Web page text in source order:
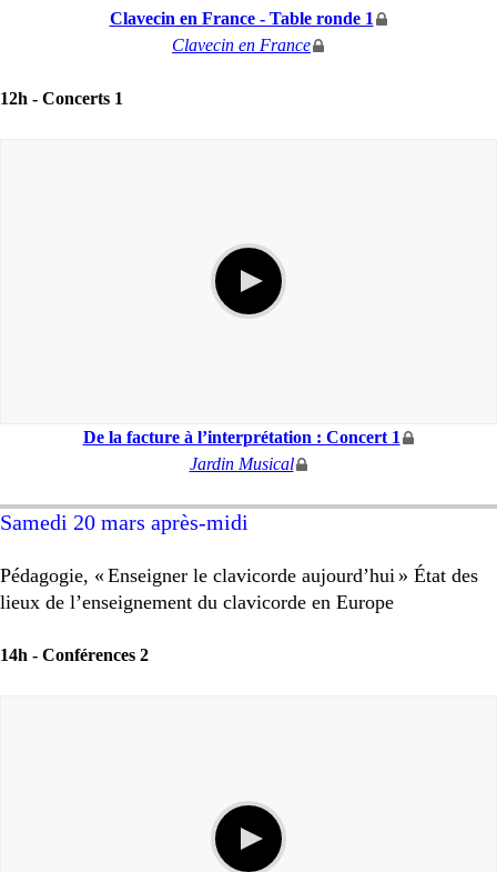
Clavecin en France - Table ronde 1
Clavecin en France
12h - Concerts 1
De la facture à l’interprétation : Concert 1
Jardin Musical
Samedi 20 mars après-midi
Pédagogie, « Enseigner le clavicorde aujourd’hui » État des
lieux de l’enseignement du clavicorde en Europe
14h - Conférences 2